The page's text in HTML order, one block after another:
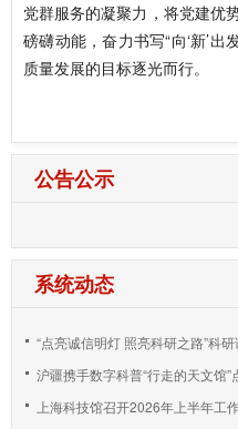
党群服务的凝聚力，将党建优
磅礴动能，奋力书写“向‘新’出
质量发展的目标逐光而行。
公告公示
系统动态
“点亮诚信明灯 照亮科研之路”科
沪疆携手数字科普“行走的天文馆”
上海科技馆召开2026年上半年工